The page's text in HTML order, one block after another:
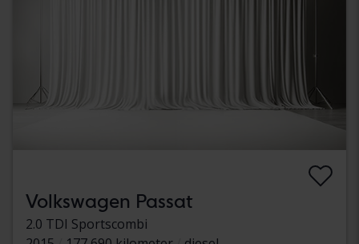
Volkswagen Passat
2.0 TDI Sportscombi